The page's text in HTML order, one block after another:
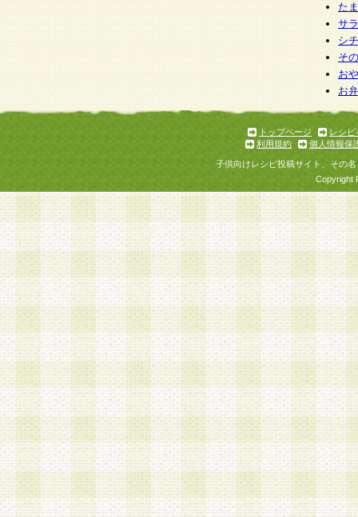
た
サ
シ
そ
お
お
トップページ
レシピ
利用規約
個人情報保
子供向けレシピ投稿サイト、その
Copyright